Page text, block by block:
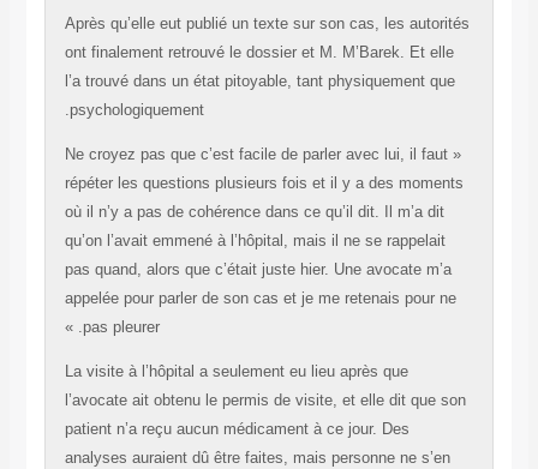
Après qu’elle eut publié un texte sur son cas, les
ont finalement retrouvé le dossier et M. M’Barek.
l’a trouvé dans un état pitoyable, tant
psychologiquement.
« Ne croyez pas que c’est facile de parler avec lui,
répéter les questions plusieurs fois et il y a des
où il n’y a pas de cohérence dans ce qu’il dit. Il
qu’on l’avait emmené à l’hôpital, mais il ne se
pas quand, alors que c’était juste hier. Une
appelée pour parler de son cas et je me retenais
La visite à l’hôpital a seulement eu lieu après que
l’avocate ait obtenu le permis de visite, et elle dit
patient n’a reçu aucun médicament à ce jour. Des
analyses auraient dû être faites, mais personne ne